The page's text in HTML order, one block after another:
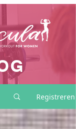
Registreren